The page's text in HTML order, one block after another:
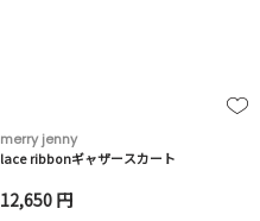
merry jenny
lace ribbonギャザースカート
12,650 円